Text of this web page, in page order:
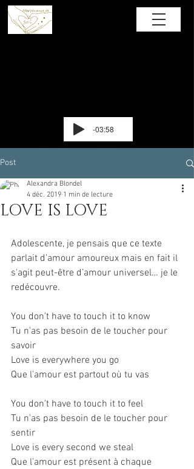
-03:58
Post
LOVE IS LOVE
Alexandra Blondel
4 déc. 2019 1 min de lecture
Adolescente, je pensais que ce texte
parlait d’amour amoureux mais en fait il
s'agit peut-être d’amour universel… je le
redécouvre.
You don't have to touch it to know
Tu n'as pas besoin de le toucher pour
savoir
Love is everywhere you go
Que l'amour est partout où tu vas
You don't have to touch it to feel
Tu n'as pas besoin de le toucher pour
sentir
Love is every second we steal
Que l'amour est présent à chaque